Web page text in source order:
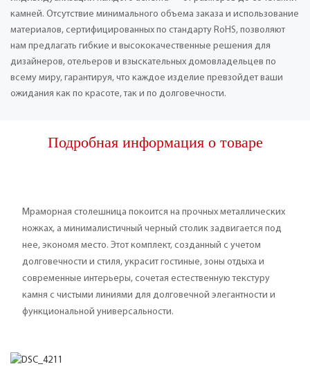
камней. Отсутствие минимального объема заказа и использование
материалов, сертифицированных по стандарту RoHS, позволяют
нам предлагать гибкие и высококачественные решения для
дизайнеров, отельеров и взыскательных домовладельцев по
всему миру, гарантируя, что каждое изделие превзойдет ваши
ожидания как по красоте, так и по долговечности.
Подробная информация о товаре
Мраморная столешница покоится на прочных металлических
ножках, а минималистичный черный столик задвигается под
нее, экономя место. Этот комплект, созданный с учетом
долговечности и стиля, украсит гостиные, зоны отдыха и
современные интерьеры, сочетая естественную текстуру
камня с чистыми линиями для долговечной элегантности и
функциональной универсальности.